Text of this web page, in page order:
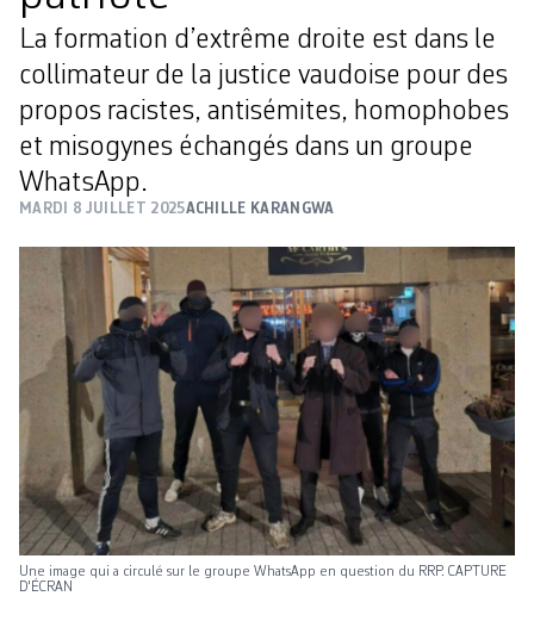
La formation d’extrême droite est dans le
collimateur de la justice vaudoise pour des
propos racistes, antisémites, homophobes
et misogynes échangés dans un groupe
WhatsApp.
MARDI 8 JUILLET 2025ACHILLE KARANGWA
Une image qui a circulé sur le groupe WhatsApp en question du RRP. CAPTURE
D'ÉCRAN